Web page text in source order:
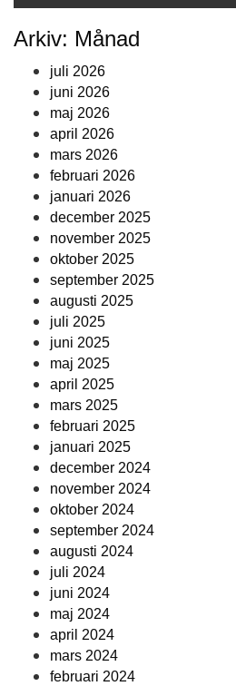
Arkiv: Månad
juli 2026
juni 2026
maj 2026
april 2026
mars 2026
februari 2026
januari 2026
december 2025
november 2025
oktober 2025
september 2025
augusti 2025
juli 2025
juni 2025
maj 2025
april 2025
mars 2025
februari 2025
januari 2025
december 2024
november 2024
oktober 2024
september 2024
augusti 2024
juli 2024
juni 2024
maj 2024
april 2024
mars 2024
februari 2024